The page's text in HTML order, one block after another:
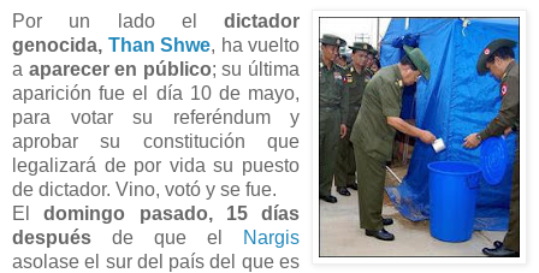
Por un lado el dictador
genocida, Than Shwe, ha vuelto
a aparecer en público; su última
aparición fue el día 10 de mayo,
para votar su referéndum y
aprobar su constitución que
legalizará de por vida su puesto
de dictador. Vino, votó y se fue.
Eldomingo pasado, 15 días
después de que el
Nargis
asolase el sur del país del que es